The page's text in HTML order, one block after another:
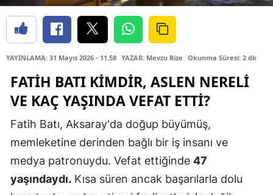
YAYINLAMA: 31 Mayıs 2026 - 11.58 YAZAR: Mevzu Rize Okunma Süresi: 2 dk
FATIH BATI KIMDIR, ASLEN NERELI
VE KAÇ YAŞINDA VEFAT ETTI?
Fatih Batı, Aksaray'da doğup büyümüş,
memleketine derinden bağlı bir iş insanı ve
medya patronuydu. Vefat ettiğinde 47
yaşındaydı. Kısa süren ancak başarılarla dolu